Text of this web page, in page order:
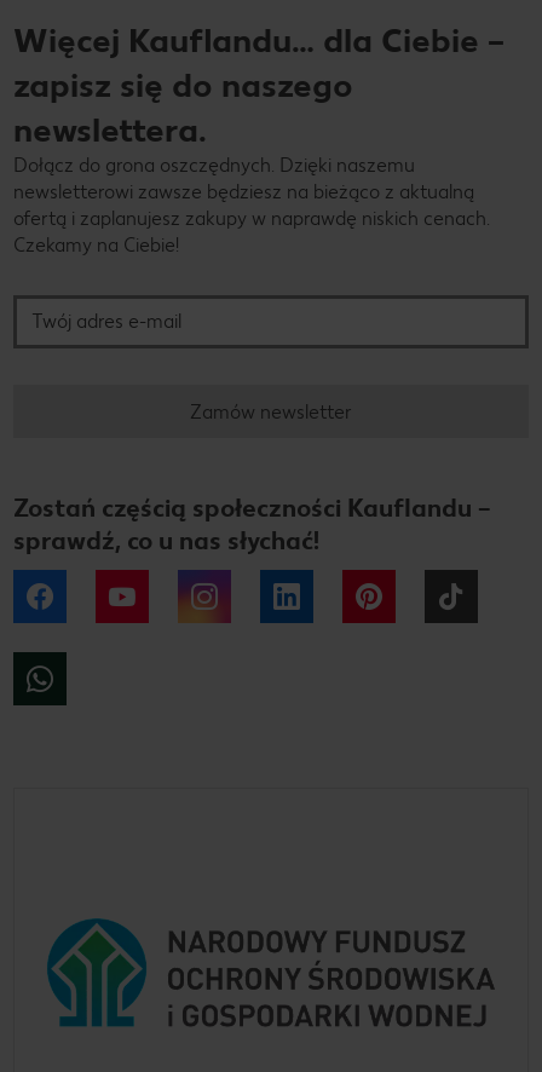
Więcej Kauflandu… dla Ciebie –
zapisz się do naszego
newslettera.
Dołącz do grona oszczędnych. Dzięki naszemu
newsletterowi zawsze będziesz na bieżąco z aktualną
ofertą i zaplanujesz zakupy w naprawdę niskich cenach.
Czekamy na Ciebie!
Zamów newsletter
Zostań częścią społeczności Kauflandu –
sprawdź, co u nas słychać!
Facebook YouTube Instagram LinkedIn Pinterest